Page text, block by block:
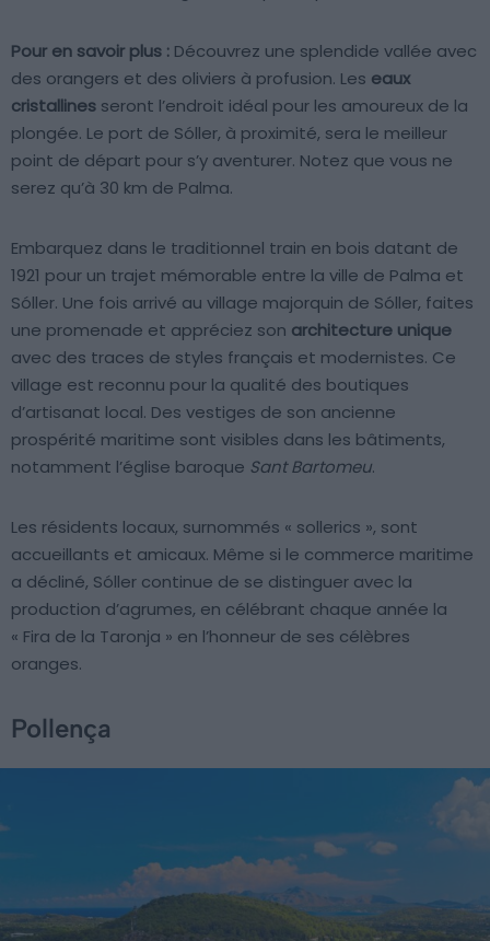
Pour en savoir plus : Découvrez une splendide vallée avec
des orangers et des oliviers à profusion. Les eaux
cristallines seront l’endroit idéal pour les amoureux de la
plongée. Le port de Sóller, à proximité, sera le meilleur
point de départ pour s’y aventurer. Notez que vous ne
serez qu’à 30 km de Palma.
Embarquez dans le traditionnel train en bois datant de
1921 pour un trajet mémorable entre la ville de Palma et
Sóller. Une fois arrivé au village majorquin de Sóller, faites
une promenade et appréciez son architecture unique
avec des traces de styles français et modernistes. Ce
village est reconnu pour la qualité des boutiques
d’artisanat local. Des vestiges de son ancienne
prospérité maritime sont visibles dans les bâtiments,
notamment l’église baroque Sant Bartomeu.
Les résidents locaux, surnommés « sollerics », sont
accueillants et amicaux. Même si le commerce maritime
a décliné, Sóller continue de se distinguer avec la
production d’agrumes, en célébrant chaque année la
« Fira de la Taronja » en l’honneur de ses célèbres
oranges.
Pollença